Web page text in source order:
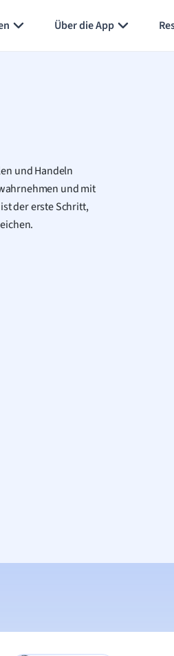
Über die App
und Handeln
und mit
der erste Schritt,